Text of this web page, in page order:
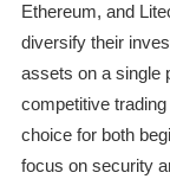
Ethereum, and
diversify their
assets on a single
competitive
choice for both
focus on security